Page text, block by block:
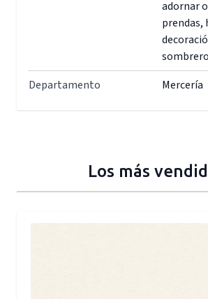
adornar
prendas,
Departamento
Mercería
Los más